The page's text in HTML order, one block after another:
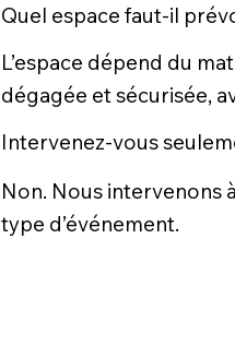
Quel espace faut-il
L’espace dépend du
dégagée et sécurisée,
Intervenez-vous
Non. Nous intervenons
type d’événement.